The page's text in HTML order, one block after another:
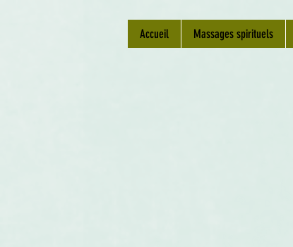
Accueil Massages spirituels